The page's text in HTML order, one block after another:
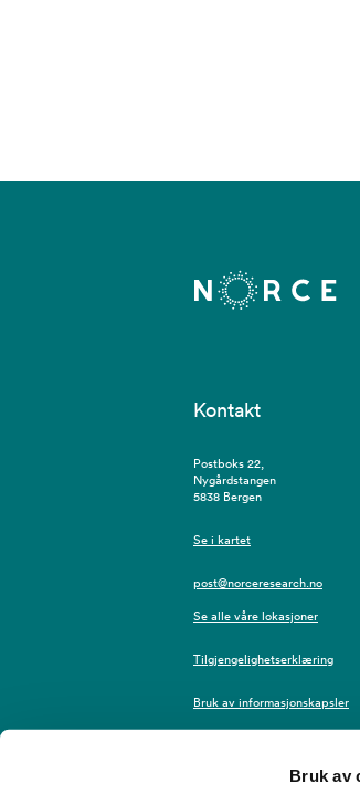
Bruk av
Kontakt
Postboks 22,
Nygårdstangen
5838 Bergen
Se i kartet
post@norceresearch.no
Se alle våre lokasjoner
Tilgjengelighetserklæring
Bruk av informasjonskapsler